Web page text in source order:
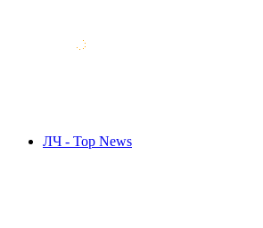
ЛЧ - Top News